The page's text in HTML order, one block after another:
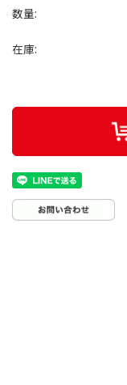
数量:
在庫: